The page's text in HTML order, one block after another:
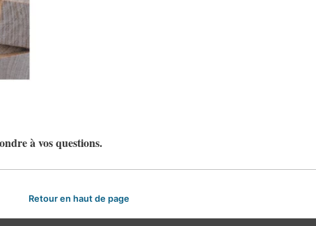
à vos questions.
Retour en haut de page